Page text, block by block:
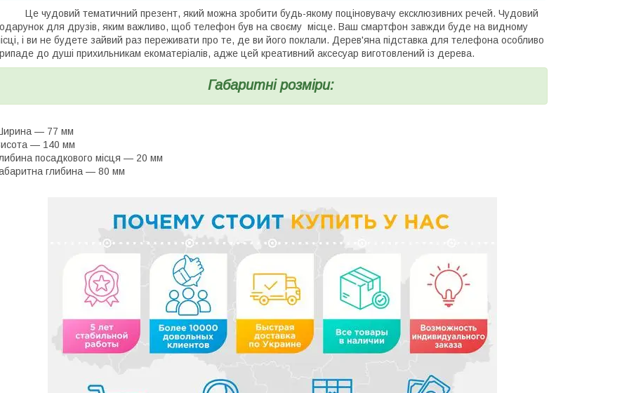
Це чудовий тематичний презент, який можна зробити будь-якому поціновувачу ексклюзивних речей. Чудовий
для друзів, яким важливо, щоб телефон був на своєму місце. Ваш смартфон завжди буде на видному
і ви не будете зайвий раз переживати про те, де ви його поклали. Дерев'яна підставка для телефона особливо
до душі прихильникам екоматеріалів, адже цей креативний аксесуар виготовлений із дерева.
Габаритні розміри:
— 77 мм
— 140 мм
посадкового місця — 20 мм
глибина — 80 мм